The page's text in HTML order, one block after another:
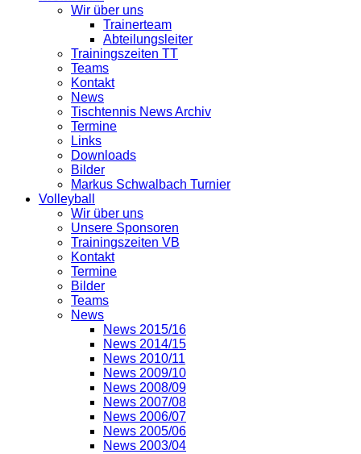
Wir über uns
Trainerteam
Abteilungsleiter
Trainingszeiten TT
Teams
Kontakt
News
Tischtennis News Archiv
Termine
Links
Downloads
Bilder
Markus Schwalbach Turnier
Volleyball
Wir über uns
Unsere Sponsoren
Trainingszeiten VB
Kontakt
Termine
Bilder
Teams
News
News 2015/16
News 2014/15
News 2010/11
News 2009/10
News 2008/09
News 2007/08
News 2006/07
News 2005/06
News 2003/04